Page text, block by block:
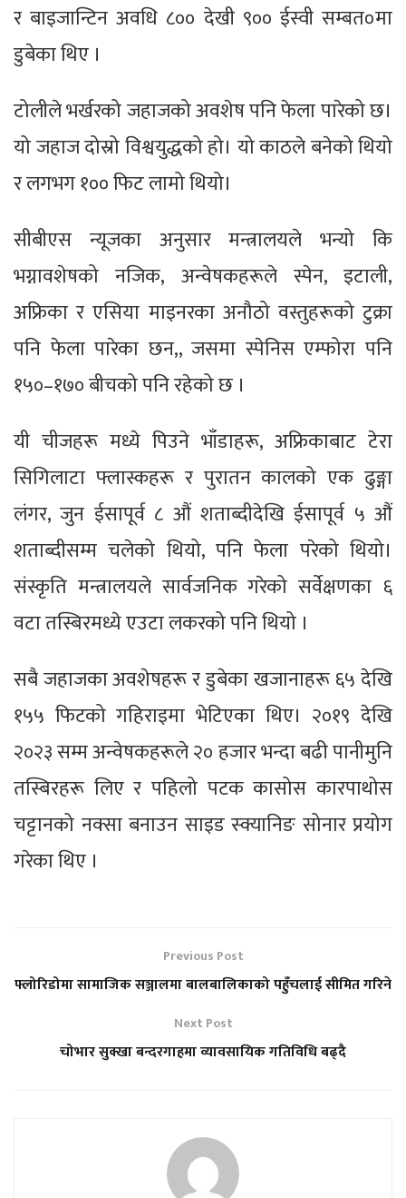
र बाइजान्टिन अवधि ८०० देखी ९०० ईस्वी सम्बत०मा
डुबेका थिए ।
टोलीले भर्खरको जहाजको अवशेष पनि फेला पारेको छ।
यो जहाज दोस्रो विश्वयुद्धको हो। यो काठले बनेको थियो
र लगभग १०० फिट लामो थियो।
सीबीएस न्यूजका अनुसार मन्त्रालयले भन्यो कि
भग्नावशेषको नजिक, अन्वेषकहरूले स्पेन, इटाली,
अफ्रिका र एसिया माइनरका अनौठो वस्तुहरूको टुक्रा
पनि फेला पारेका छन,, जसमा स्पेनिस एम्फोरा पनि
१५०–१७० बीचको पनि रहेको छ ।
यी चीजहरू मध्ये पिउने भाँडाहरू, अफ्रिकाबाट टेरा
सिगिलाटा फ्लास्कहरू र पुरातन कालको एक ढुङ्गा
लंगर, जुन ईसापूर्व ८ औं शताब्दीदेखि ईसापूर्व ५ औं
शताब्दीसम्म चलेको थियो, पनि फेला परेको थियो।
संस्कृति मन्त्रालयले सार्वजनिक गरेको सर्वेक्षणका ६
वटा तस्बिरमध्ये एउटा लकरको पनि थियो ।
सबै जहाजका अवशेषहरू र डुबेका खजानाहरू ६५ देखि
१५५ फिटको गहिराइमा भेटिएका थिए। २०१९ देखि
२०२३ सम्म अन्वेषकहरूले २० हजार भन्दा बढी पानीमुनि
तस्बिरहरू लिए र पहिलो पटक कासोस कारपाथोस
चट्टानको नक्सा बनाउन साइड स्क्यानिङ सोनार प्रयोग
गरेका थिए ।
Previous Post
फ्लोरिडोमा सामाजिक सञ्जालमा बालबालिकाको पहुँचलाई सीमित गरिने
Next Post
चोभार सुक्खा बन्दरगाहमा व्यावसायिक गतिविधि बढ्दै